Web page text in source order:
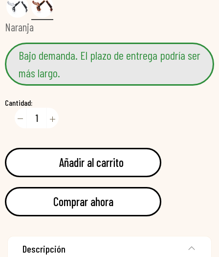
Naranja
Bajo demanda. El plazo de entrega podría ser
más largo.
Cantidad:
Añadir al carrito
Comprar ahora
Descripción